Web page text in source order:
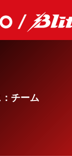
チーム